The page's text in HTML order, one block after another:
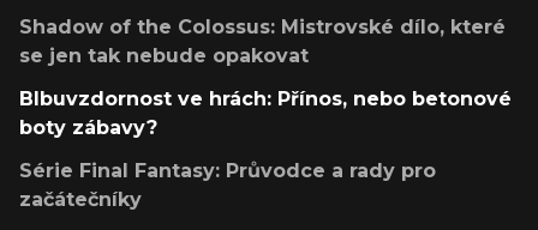
Shadow of the Colossus: Mistrovské dílo, které
se jen tak nebude opakovat
Blbuvzdornost ve hrách: Přínos, nebo betonové
boty zábavy?
Série Final Fantasy: Průvodce a rady pro
začátečníky